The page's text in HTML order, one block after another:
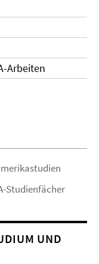
Arbeiten
Studienfächer
UND